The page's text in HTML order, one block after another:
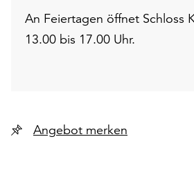
An Feiertagen öffnet Schloss
13.00 bis 17.00 Uhr.
Angebot merken